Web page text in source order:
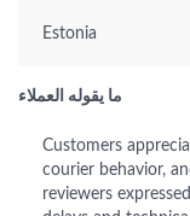
Estonia
ما يقوله العملاء
Customers
courier behavior,
reviewers